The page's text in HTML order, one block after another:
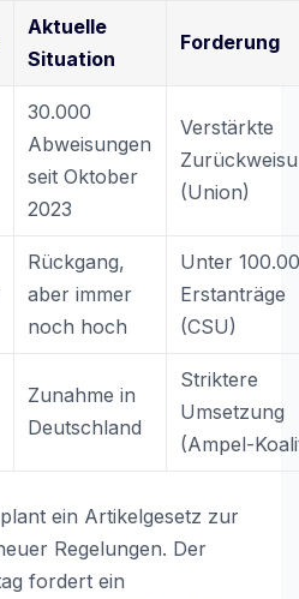
Aktuelle
Situation
Forderung
30.000
Abweisungen
seit Oktober
2023
Verstärkte
(Union)
Rückgang,
aber immer
noch hoch
Unter
Erstanträge
(CSU)
Zunahme in
Deutschland
Striktere
Umsetzung
(Ampel-
ein Artikelgesetz zur
Regelungen. Der
fordert ein